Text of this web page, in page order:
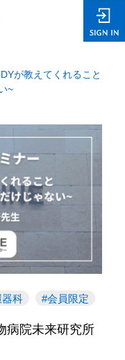
が教えてくれること
~
科 会員限定
病院未来研究所